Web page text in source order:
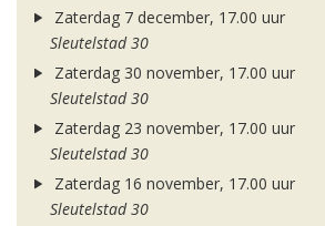
Zaterdag 7 december, 17.00 uur
Sleutelstad 30
Zaterdag 30 november, 17.00 uur
Sleutelstad 30
Zaterdag 23 november, 17.00 uur
Sleutelstad 30
Zaterdag 16 november, 17.00 uur
Sleutelstad 30